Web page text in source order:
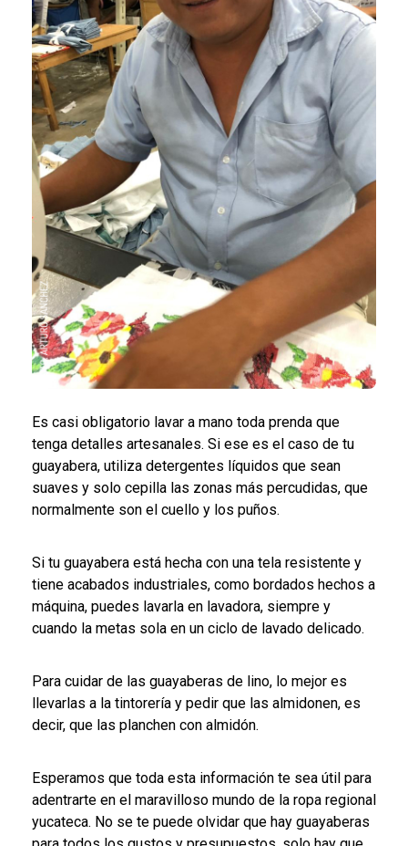
Es casi obligatorio lavar a mano toda prenda que
tenga detalles artesanales. Si ese es el caso de tu
guayabera, utiliza detergentes líquidos que sean
suaves y solo cepilla las zonas más percudidas, que
normalmente son el cuello y los puños.
Si tu guayabera está hecha con una tela resistente y
tiene acabados industriales, como bordados hechos a
máquina, puedes lavarla en lavadora, siempre y
cuando la metas sola en un ciclo de lavado delicado.
Para cuidar de las guayaberas de lino, lo mejor es
llevarlas a la tintorería y pedir que las almidonen, es
decir, que las planchen con almidón.
Esperamos que toda esta información te sea útil para
adentrarte en el maravilloso mundo de la ropa regional
yucateca. No se te puede olvidar que hay guayaberas